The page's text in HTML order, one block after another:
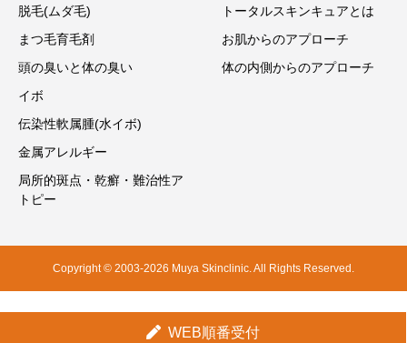
脱毛(ムダ毛)
まつ毛育毛剤
頭の臭いと体の臭い
イボ
伝染性軟属腫(水イボ)
金属アレルギー
局所的斑点・乾癬・難治性ア
トピー
トータルスキンキュアとは
お肌からのアプローチ
体の内側からのアプローチ
Copyright © 2003-2026 Muya Skinclinic. All Rights Reserved.
WEB順番受付